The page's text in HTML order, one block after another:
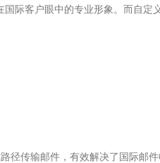
际客户眼中的专业形象。而自定
径传输邮件，有效解决了国际邮